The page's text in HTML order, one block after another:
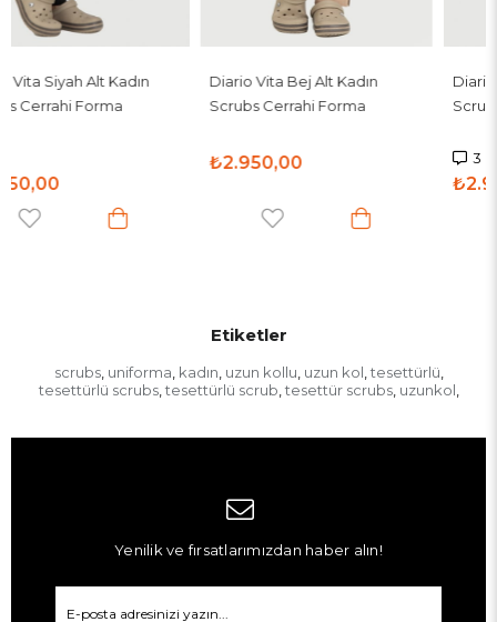
Diario Vita Bej Alt Kadın
Scrubs Cerrahi Forma
Diario Vita Siyah Alt Kadın
Scrubs Cerrahi Forma
3
Etiketler
scrubs, uniforma kadın uzun kollu uzun kol tesettürlü
tesettürlü scrubs, tesettürlü scrub tesettür scrubs, uzunkol
Yenilik ve fırsatlarımızdan haber alın!